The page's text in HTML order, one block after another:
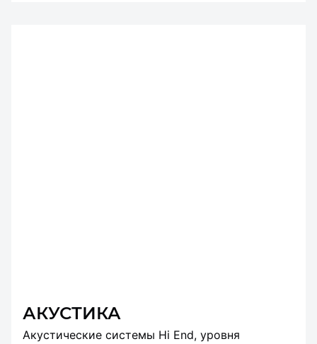
АКУСТИКА
Акустические системы Hi End, уровня